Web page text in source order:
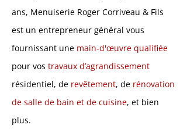
ans, Menuiserie Roger Corriveau & Fils
est un entrepreneur général vous
fournissant une main-d'œuvre qualifiée
pour vos travaux d’agrandissement
résidentiel, de revêtement, de rénovation
de salle de bain et de cuisine, et bien
plus.